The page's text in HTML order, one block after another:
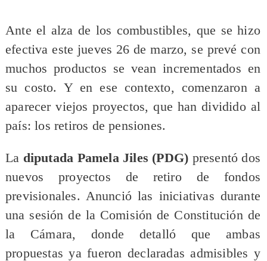
Ante el alza de los combustibles, que se hizo
efectiva este jueves 26 de marzo, se prevé con
muchos productos se vean incrementados en
su costo. Y en ese contexto, comenzaron a
aparecer viejos proyectos, que han dividido al
país: los retiros de pensiones.
La diputada Pamela Jiles (PDG) presentó dos
nuevos proyectos de retiro de fondos
previsionales. Anunció las iniciativas durante
una sesión de la Comisión de Constitución de
la Cámara, donde detalló que ambas
propuestas ya fueron declaradas admisibles y